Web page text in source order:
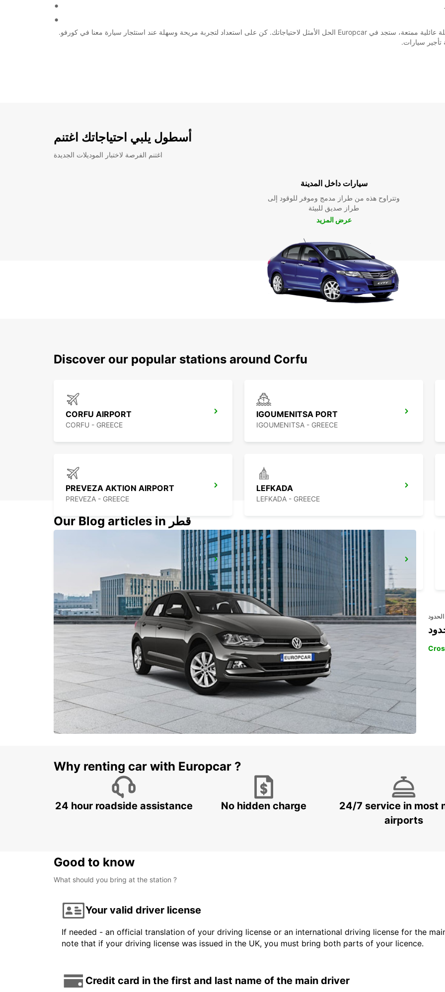
سواء كنت ترغب في استكشاف المدينة بأسرها أو قضاء عطلة عائلية ممتعة، ستجد في Europcar الحل الأمثل لاحتياجاتك. كن على استعداد لتجربة مريحة وسهلة عند استئجار سيارة معنا في كورفو.
تأجير سيارات.
أسطول يلبي احتياجاتك اغتنم
اغتنم الفرصة لاختبار الموديلات الجديدة
سيارات داخل المدينة
وتتراوح هذه من طراز مدمج وموفر للوقود إلى
طراز صديق للبيئة
عرض المزيد
Discover our popular stations around Corfu
CORFU AIRPORT
CORFU - GREECE
IGOUMENITSA PORT
IGOUMENITSA - GREECE
PREVEZA AKTION AIRPORT
PREVEZA - GREECE
LEFKADA
LEFKADA - GREECE
OHRID METROPOL LAKE RESORT
OHRID - MACEDONIA
KEFALONIA AIRPORT
KEFALONIA - GREECE
Our Blog articles in قطر
Why renting car with Europcar ?
24 hour roadside assistance No hidden charge
24/7 service in most
airports
Good to know
What should you bring at the station ?
Your valid driver license
If needed - an official translation of your driving license or an international driving license for the
note that if your driving license was issued in the UK, you must bring both parts of your licence.
Credit card in the first and last name of the main driver